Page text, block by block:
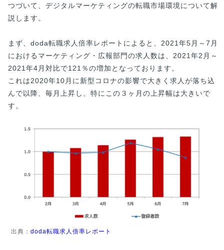
つづいて、デジタルマーケティングの転職市場環境について解
説します。
まず、doda転職求人倍率レポートによると、2021年5月～7月
におけるマーケティング・広報部門の求人数は、2021年2月～
2021年4月対比で121％の増加となっております。
これは2020年10月に新型コロナの影響で大きく求人が落ち込
んで以降、毎月上昇し、特にこの３ヶ月の上昇幅は大きいで
す。
出典： doda転職求人倍率レポート